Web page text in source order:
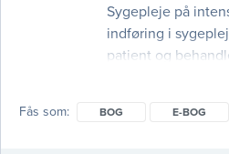
Sygepleje på
indføring i
patient og
til den daglige
Fås som BOG E-BOG